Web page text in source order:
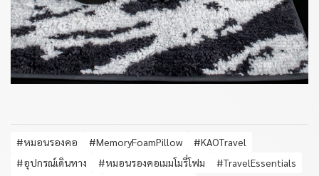
#หมอนรองคอ #MemoryFoamPillow
#KAOTravel
#อุปกรณ์เดินทาง
#หมอนรองคอเมมโมรี่โฟม
#TravelEssentials